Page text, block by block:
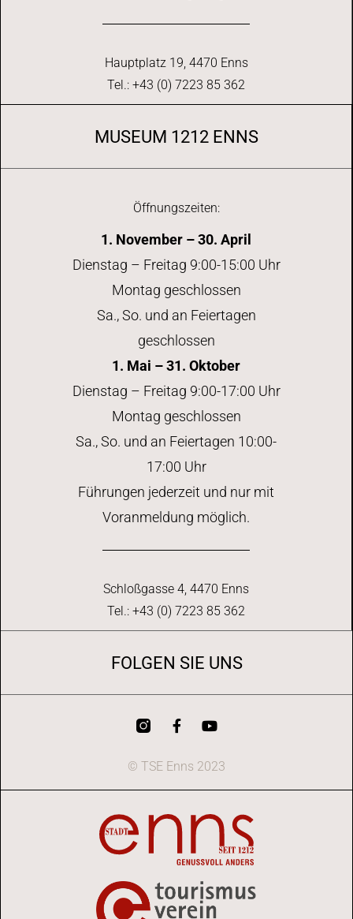
Hauptplatz 19, 4470 Enns
Tel.: +43 (0) 7223 85 362
MUSEUM 1212 ENNS
Öffnungszeiten:
1. November – 30. April
Dienstag – Freitag 9:00-15:00 Uhr
Montag geschlossen
Sa., So. und an Feiertagen
geschlossen
1. Mai – 31. Oktober
Dienstag – Freitag 9:00-17:00 Uhr
Montag geschlossen
Sa., So. und an Feiertagen 10:00-
17:00 Uhr
Führungen jederzeit und nur mit
Voranmeldung möglich.
Schloßgasse 4, 4470 Enns
Tel.: +43 (0) 7223 85 362
FOLGEN SIE UNS
© TSE Enns 2023